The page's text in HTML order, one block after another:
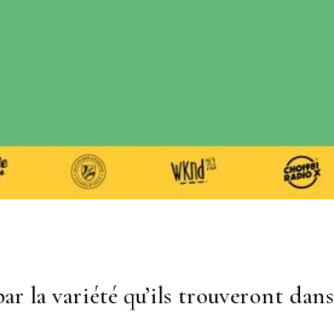
la variété qu’ils trouveront dans